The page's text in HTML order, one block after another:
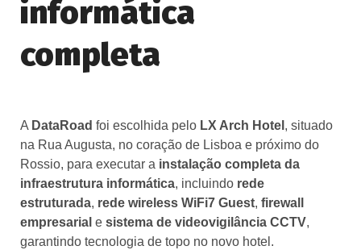
informática
completa
A DataRoad foi escolhida pelo LX Arch Hotel , situado
na Rua Augusta, no coração de Lisboa e próximo do
Rossio, para executar a instalação completa da
infraestrutura informática, incluindo rede
estruturada, rede wireless WiFi7 Guest, firewall
empresarial e sistema de videovigilância CCTV,
garantindo tecnologia de topo no novo hotel.